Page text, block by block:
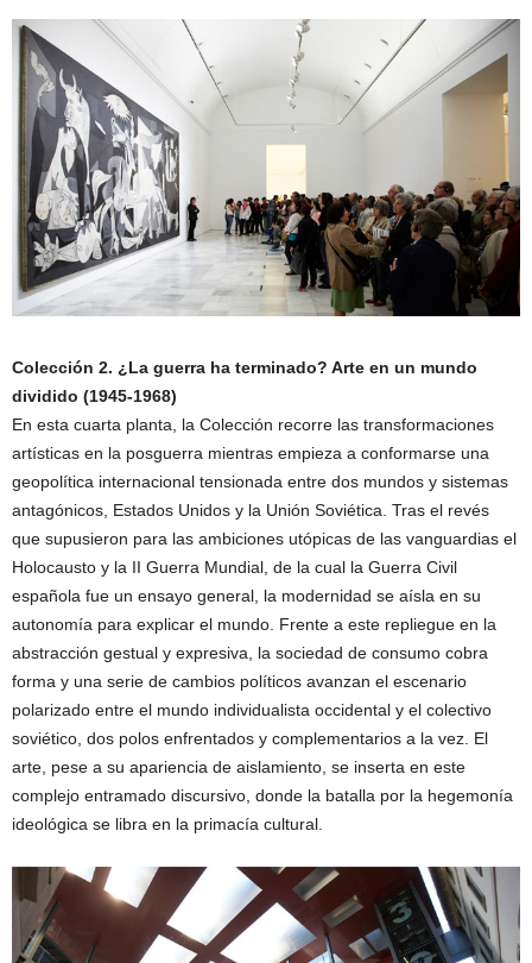
Colección 2. ¿La guerra ha terminado? Arte en un mundo
dividido (1945-1968)
En esta cuarta planta, la Colección recorre las transformaciones
artísticas en la posguerra mientras empieza a conformarse una
geopolítica internacional tensionada entre dos mundos y sistemas
antagónicos, Estados Unidos y la Unión Soviética. Tras el revés
que supusieron para las ambiciones utópicas de las vanguardias el
Holocausto y la II Guerra Mundial, de la cual la Guerra Civil
española fue un ensayo general, la modernidad se aísla en su
autonomía para explicar el mundo. Frente a este repliegue en la
abstracción gestual y expresiva, la sociedad de consumo cobra
forma y una serie de cambios políticos avanzan el escenario
polarizado entre el mundo individualista occidental y el colectivo
soviético, dos polos enfrentados y complementarios a la vez. El
arte, pese a su apariencia de aislamiento, se inserta en este
complejo entramado discursivo, donde la batalla por la hegemonía
ideológica se libra en la primacía cultural.